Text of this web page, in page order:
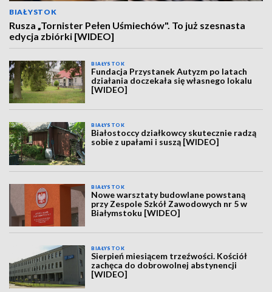
BIAŁYSTOK
Rusza „Tornister Pełen Uśmiechów". To już szesnasta
edycja zbiórki [WIDEO]
BIAŁYSTOK
Fundacja Przystanek Autyzm po latach
działania doczekała się własnego lokalu
[WIDEO]
BIAŁYSTOK
Białostoccy działkowcy skutecznie radzą
sobie z upałami i suszą [WIDEO]
BIAŁYSTOK
Nowe warsztaty budowlane powstaną
przy Zespole Szkół Zawodowych nr 5 w
Białymstoku [WIDEO]
BIAŁYSTOK
Sierpień miesiącem trzeźwości. Kościół
zachęca do dobrowolnej abstynencji
[WIDEO]